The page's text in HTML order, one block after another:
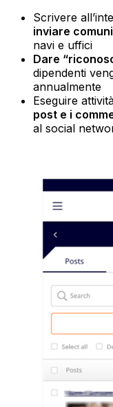
Scrivere
inviare
navi e uffici
Dare
dipendenti
annualmente
Eseguire
post e i
al social